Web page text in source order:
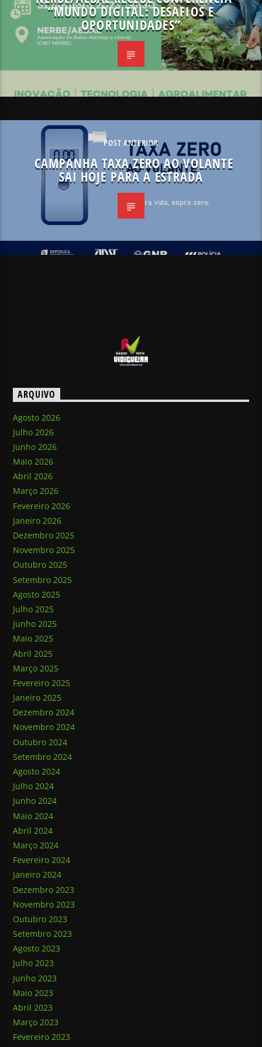
“MUNDO DIGITAL: DESAFIOS E
OPORTUNIDADES”
POST ANTERIOR
CAMPANHA TAXA ZERO AO VOLANTE
SAI HOJE PARA A ESTRADA
ARQUIVO
Agosto 2026
Julho 2026
Junho 2026
Maio 2026
Abril 2026
Março 2026
Fevereiro 2026
Janeiro 2026
Dezembro 2025
Novembro 2025
Outubro 2025
Setembro 2025
Agosto 2025
Julho 2025
Junho 2025
Maio 2025
Abril 2025
Março 2025
Fevereiro 2025
Janeiro 2025
Dezembro 2024
Novembro 2024
Outubro 2024
Setembro 2024
Agosto 2024
Julho 2024
Junho 2024
Maio 2024
Abril 2024
Março 2024
Fevereiro 2024
Janeiro 2024
Dezembro 2023
Novembro 2023
Outubro 2023
Setembro 2023
Agosto 2023
Julho 2023
Junho 2023
Maio 2023
Abril 2023
Março 2023
Fevereiro 2023